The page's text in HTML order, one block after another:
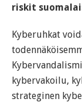
riskit
Kyberuhkat
kybervakoilu,
strateginen